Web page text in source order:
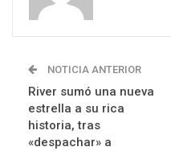
NOTICIA ANTERIOR
River sumó una nueva
estrella a su rica
historia, tras
«despachar» a